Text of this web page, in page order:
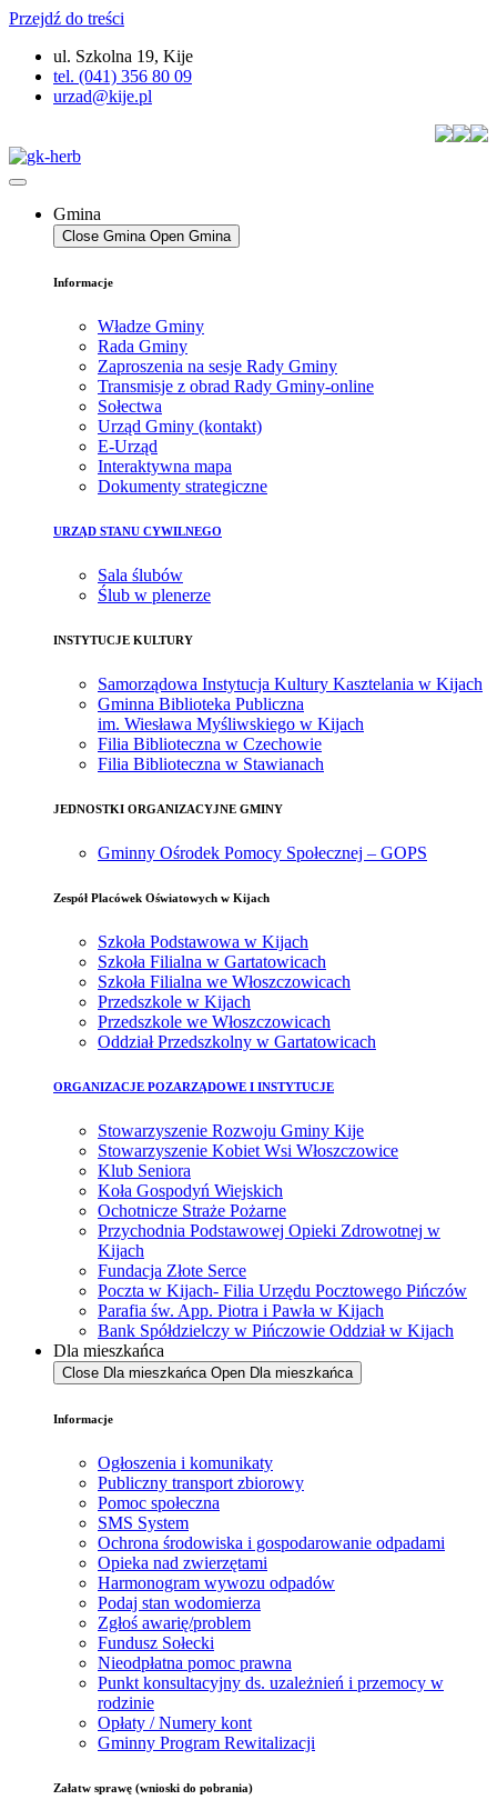
Przejdź do treści
ul. Szkolna 19, Kije
tel. (041) 356 80 09
urzad@kije.pl
Gmina
Close Gmina Open Gmina
Informacje
Władze Gminy
Rada Gminy
Zaproszenia na sesje Rady Gminy
Transmisje z obrad Rady Gminy-online
Sołectwa
Urząd Gminy (kontakt)
E-Urząd
Interaktywna mapa
Dokumenty strategiczne
URZĄD STANU CYWILNEGO
Sala ślubów
Ślub w plenerze
INSTYTUCJE KULTURY
Samorządowa Instytucja Kultury Kasztelania w Kijach
Gminna Biblioteka Publiczna
im. Wiesława Myśliwskiego w Kijach
Filia Biblioteczna w Czechowie
Filia Biblioteczna w Stawianach
JEDNOSTKI ORGANIZACYJNE GMINY
Gminny Ośrodek Pomocy Społecznej – GOPS
Zespół Placówek Oświatowych w Kijach
Szkoła Podstawowa w Kijach
Szkoła Filialna w Gartatowicach
Szkoła Filialna we Włoszczowicach
Przedszkole w Kijach
Przedszkole we Włoszczowicach
Oddział Przedszkolny w Gartatowicach
ORGANIZACJE POZARZĄDOWE I INSTYTUCJE
Stowarzyszenie Rozwoju Gminy Kije
Stowarzyszenie Kobiet Wsi Włoszczowice
Klub Seniora
Koła Gospodyń Wiejskich
Ochotnicze Straże Pożarne
Przychodnia Podstawowej Opieki Zdrowotnej w
Kijach
Fundacja Złote Serce
Poczta w Kijach- Filia Urzędu Pocztowego Pińczów
Parafia św. App. Piotra i Pawła w Kijach
Bank Spółdzielczy w Pińczowie Oddział w Kijach
Dla mieszkańca
Close Dla mieszkańca Open Dla mieszkańca
Informacje
Ogłoszenia i komunikaty
Publiczny transport zbiorowy
Pomoc społeczna
SMS System
Ochrona środowiska i gospodarowanie odpadami
Opieka nad zwierzętami
Harmonogram wywozu odpadów
Podaj stan wodomierza
Zgłoś awarię/problem
Fundusz Sołecki
Nieodpłatna pomoc prawna
Punkt konsultacyjny ds. uzależnień i przemocy w
rodzinie
Opłaty / Numery kont
Gminny Program Rewitalizacji
Załatw sprawę (wnioski do pobrania)